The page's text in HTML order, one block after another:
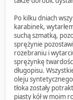
Po kilku dniach
karabinek,
suchą szmatką,
sprężynie
rozebraniu i
sprężynkę
długopisu.
oleju
tłoka zostały
piasty kół w moim